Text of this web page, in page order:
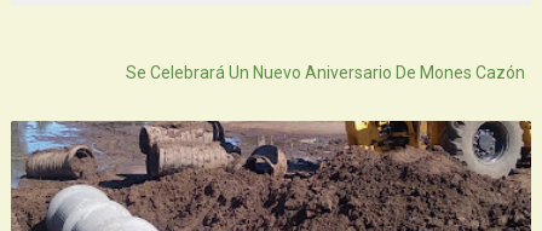
Se Celebrará Un Nuevo Aniversario De Mones Cazón